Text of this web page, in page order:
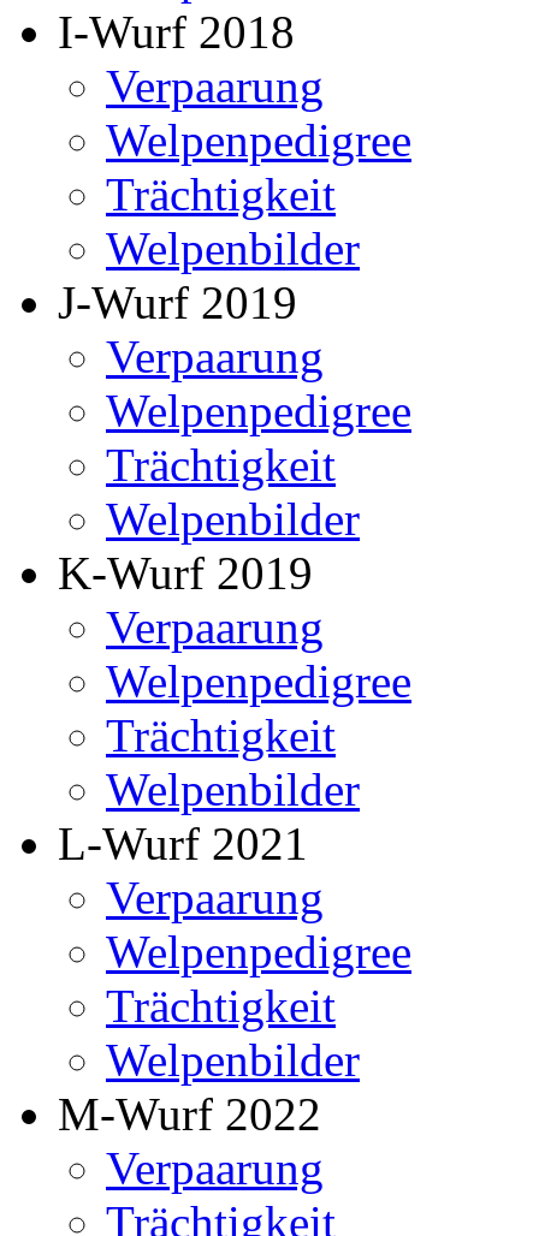
I-Wurf 2018
Verpaarung
Welpenpedigree
Trächtigkeit
Welpenbilder
J-Wurf 2019
Verpaarung
Welpenpedigree
Trächtigkeit
Welpenbilder
K-Wurf 2019
Verpaarung
Welpenpedigree
Trächtigkeit
Welpenbilder
L-Wurf 2021
Verpaarung
Welpenpedigree
Trächtigkeit
Welpenbilder
M-Wurf 2022
Verpaarung
Trächtigkeit